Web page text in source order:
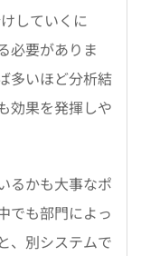
していくに
必要がありま
多いほど分析結
効果を発揮しや
るかも大事なポ
でも部門によっ
、別システムで